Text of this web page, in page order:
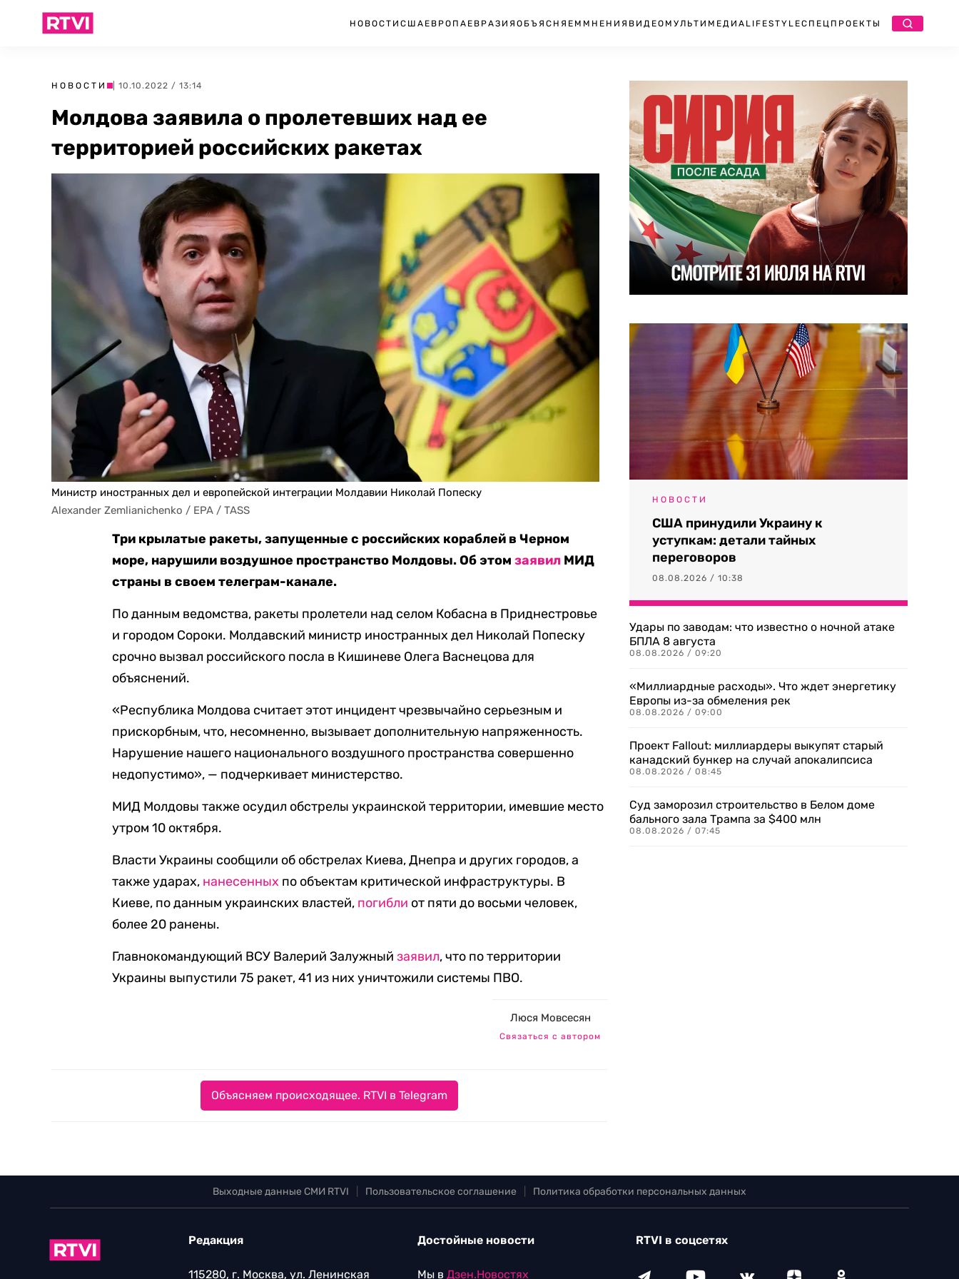
НОВОСТИ США ЕВРОПА ЕВРАЗИЯ ОБЪЯСНЯЕМ МНЕНИЯ ВИДЕО МУЛЬТИМЕДИА LIFESTYLEСПЕЦПРОЕКТЫ
НОВОСТИ | 10.10.2022 / 13:14
Молдова заявила о пролетевших над ее
территорией российских ракетах
Министр иностранных дел и европейской интеграции Молдавии Николай Попеску
Alexander Zemlianichenko / EPA / TASS
Три крылатые ракеты, запущенные с российских кораблей в Черном
море, нарушили воздушное пространство Молдовы. Об этомзаявил МИД
страны в своем телеграм-канале.
По данным ведомства, ракеты пролетели над селом Кобасна в Приднестровье
и городом Сороки. Молдавский министр иностранных дел Николай Попеску
срочно вызвал российского посла в Кишиневе Олега Васнецова для
объяснений.
«Республика Молдова считает этот инцидент чрезвычайно серьезным и
прискорбным, что, несомненно, вызывает дополнительную напряженность.
Нарушение нашего национального воздушного пространства совершенно
недопустимо», — подчеркивает министерство.
МИД Молдовы также осудил обстрелы украинской территории, имевшие место
утром 10 октября.
Власти Украины сообщили об обстрелах Киева, Днепра и других городов, а
также ударах, нанесенных по объектам критической инфраструктуры. В
Киеве, по данным украинских властей, погибли от пяти до восьми человек,
более 20 ранены.
Главнокомандующий ВСУ Валерий Залужныйзаявил, что по территории
Украины выпустили 75 ракет, 41 из них уничтожили системы ПВО.
Люся Мовсесян
Связаться с автором
Объясняем происходящее. RTVI в Telegram
НОВОСТИ
США принудили Украину к
уступкам: детали тайных
переговоров
08.08.2026 / 10:38
Удары по заводам: что известно о ночной атаке
БПЛА 8 августа
08.08.2026 / 09:20
«Миллиардные расходы». Что ждет энергетику
Европы из-за обмеления рек
08.08.2026 / 09:00
Проект Fallout: миллиардеры выкупят старый
канадский бункер на случай апокалипсиса
08.08.2026 / 08:45
Суд заморозил строительство в Белом доме
бального зала Трампа за $400 млн
08.08.2026 / 07:45
Выходные данные СМИ RTVI Пользовательское соглашение Политика обработки персональных данных
Редакция
115280, г. Москва, ул. Ленинская
Достойные новости
Мы в Дзен.Новостях
RTVI в соцсетях